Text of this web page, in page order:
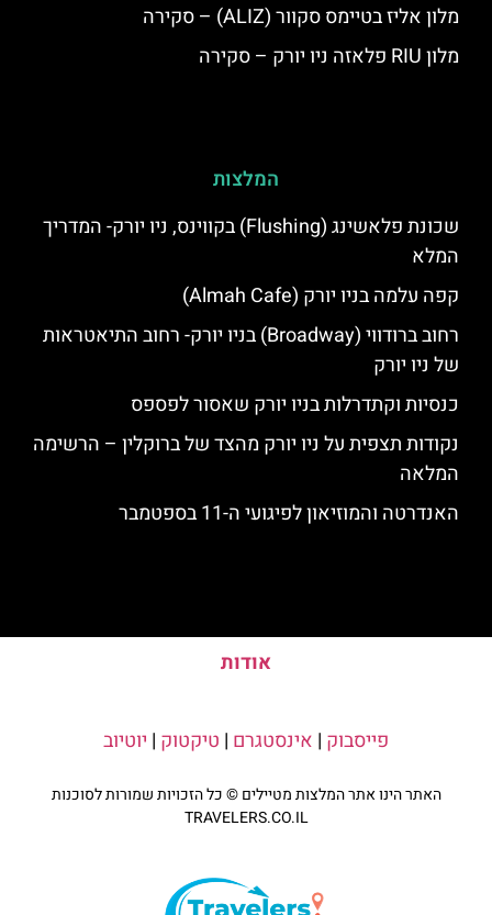
מלון אליז בטיימס סקוור (ALIZ) – סקירה
מלון RIU פלאזה ניו יורק – סקירה
המלצות
שכונת פלאשינג (Flushing) בקווינס, ניו יורק- המדריך
המלא
קפה עלמה בניו יורק (Almah Cafe)
רחוב ברודווי (Broadway) בניו יורק- רחוב התיאטראות
של ניו יורק
כנסיות וקתדרלות בניו יורק שאסור לפספס
נקודות תצפית על ניו יורק מהצד של ברוקלין – הרשימה
המלאה
האנדרטה והמוזיאון לפיגועי ה-11 בספטמבר
אודות
פייסבוק | אינסטגרם | טיקטוק | יוטיוב
האתר הינו אתר המלצות מטיילים © כל הזכויות שמורות לסוכנות
TRAVELERS.CO.IL